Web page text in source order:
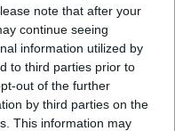
note that after your
continue seeing
information utilized by
to third parties prior to
out of the further
by third parties on the
This information may
Δημοφιλή